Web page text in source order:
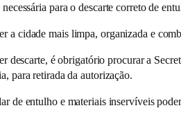
para o descarte correto de
cidade mais limpa, organizada e
descarte, é obrigatório procurar a
para retirada da autorização.
de entulho e materiais inservíveis